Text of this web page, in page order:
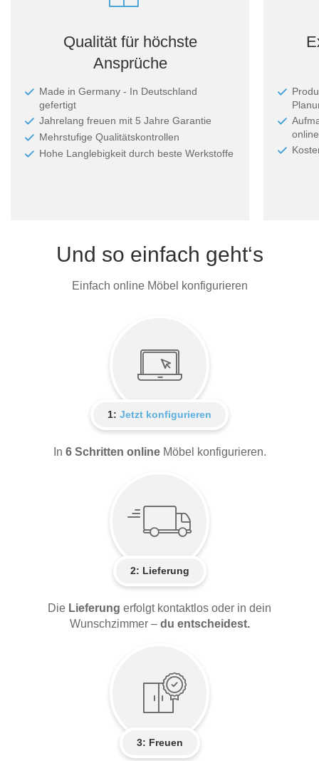
Qualität für höchste
Ansprüche
Made in Germany - In Deutschland
gefertigt
Jahrelang freuen mit 5 Jahre Garantie
Mehrstufige Qualitätskontrollen
Hohe Langlebigkeit durch beste Werkstoffe
Und so einfach geht‘s
Einfach online Möbel konfigurieren
1: Jetzt konfigurieren
In 6 Schritten online Möbel konfigurieren.
2: Lieferung
Die Lieferung erfolgt kontaktlos oder in dein
Wunschzimmer – du entscheidest.
3: Freuen